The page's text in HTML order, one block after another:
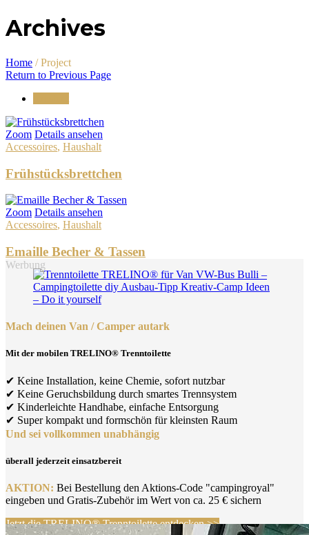
Archives
Home / Project
Return to Previous Page
Zoom Details ansehen
Accessoires, Haushalt
Frühstücksbrettchen
Zoom Details ansehen
Accessoires, Haushalt
Emaille Becher & Tassen
Werbung
Mach deinen Van / Camper autark
Mit der mobilen TRELINO® Trenntoilette
✔ Keine Installation, keine Chemie, sofort nutzbar
✔ Keine Geruchsbildung durch smartes Trennsystem
✔ Kinderleichte Handhabe, einfache Entsorgung
✔ Super kompakt und formschön für kleinsten Raum
Und sei vollkommen unabhängig
überall jederzeit einsatzbereit
AKTION: Bei Bestellung den Aktions-Code "campingroyal"
eingeben und Gratis-Zubehör im Wert von ca. 25 € sichern
Jetzt die TRELINO® Trenntoilette entdecken >>